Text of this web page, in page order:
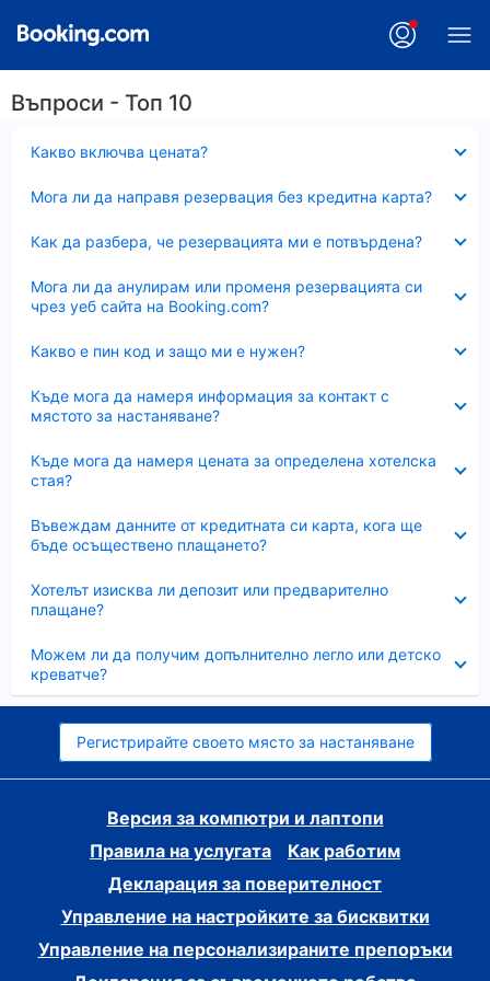
Въпроси - Топ 10
Какво включва цената?
Мога ли да направя резервация без кредитна карта?
Как да разбера, че резервацията ми е потвърдена?
Мога ли да анулирам или променя резервацията си
чрез уеб сайта на Booking.com?
Какво е пин код и защо ми е нужен?
Къде мога да намеря информация за контакт с
мястото за настаняване?
Къде мога да намеря цената за определена хотелска
стая?
Въвеждам данните от кредитната си карта, кога ще
бъде осъществено плащането?
Хотелът изисква ли депозит или предварително
плащане?
Можем ли да получим допълнително легло или детско
креватче?
Регистрирайте своето място за настаняване
Версия за компютри и лаптопи
Правила на услугата
Как работим
Декларация за поверителност
Управление на настройките за бисквитки
Управление на персонализираните препоръки